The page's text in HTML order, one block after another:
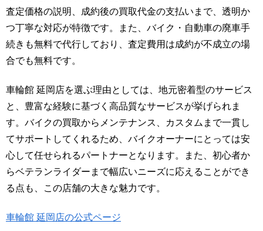
査定価格の説明、成約後の買取代金の支払いまで、透明か
つ丁寧な対応が特徴です。また、バイク・自動車の廃車手
続きも無料で代行しており、査定費用は成約が不成立の場
合でも無料です。
車輪館 延岡店を選ぶ理由としては、地元密着型のサービス
と、豊富な経験に基づく高品質なサービスが挙げられま
す。バイクの買取からメンテナンス、カスタムまで一貫し
てサポートしてくれるため、バイクオーナーにとっては安
心して任せられるパートナーとなります。また、初心者か
らベテランライダーまで幅広いニーズに応えることができ
る点も、この店舗の大きな魅力です。
車輪館 延岡店の公式ページ